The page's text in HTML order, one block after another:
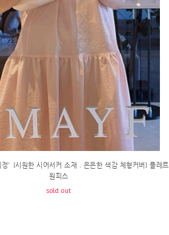
* [시원한 시어서커 소재 , 은은한 색감 체형커버] 플레르
원피스
sold out